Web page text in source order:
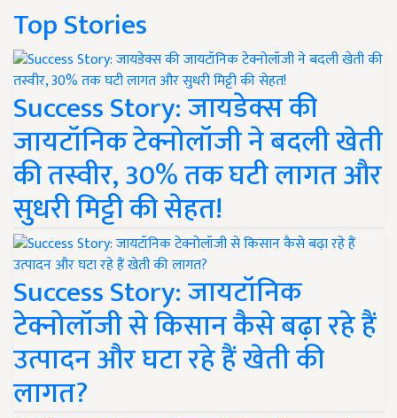
Top Stories
Success Story: जायडेक्स की
जायटॉनिक टेक्नोलॉजी ने बदली खेती
की तस्वीर, 30% तक घटी लागत और
सुधरी मिट्टी की सेहत!
Success Story: जायटॉनिक
टेक्नोलॉजी से किसान कैसे बढ़ा रहे हैं
उत्पादन और घटा रहे हैं खेती की
लागत?